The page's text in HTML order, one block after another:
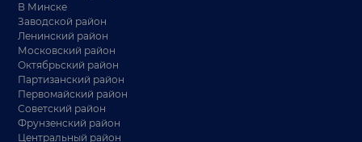
В Минске
Заводской район
Ленинский район
Московский район
Октябрьский район
Партизанский район
Первомайский район
Советский район
Фрунзенский район
Центральный район